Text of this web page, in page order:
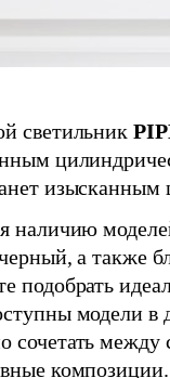
светильник
изысканным
наличию
а также
подобрать
модели в
между
композиции.